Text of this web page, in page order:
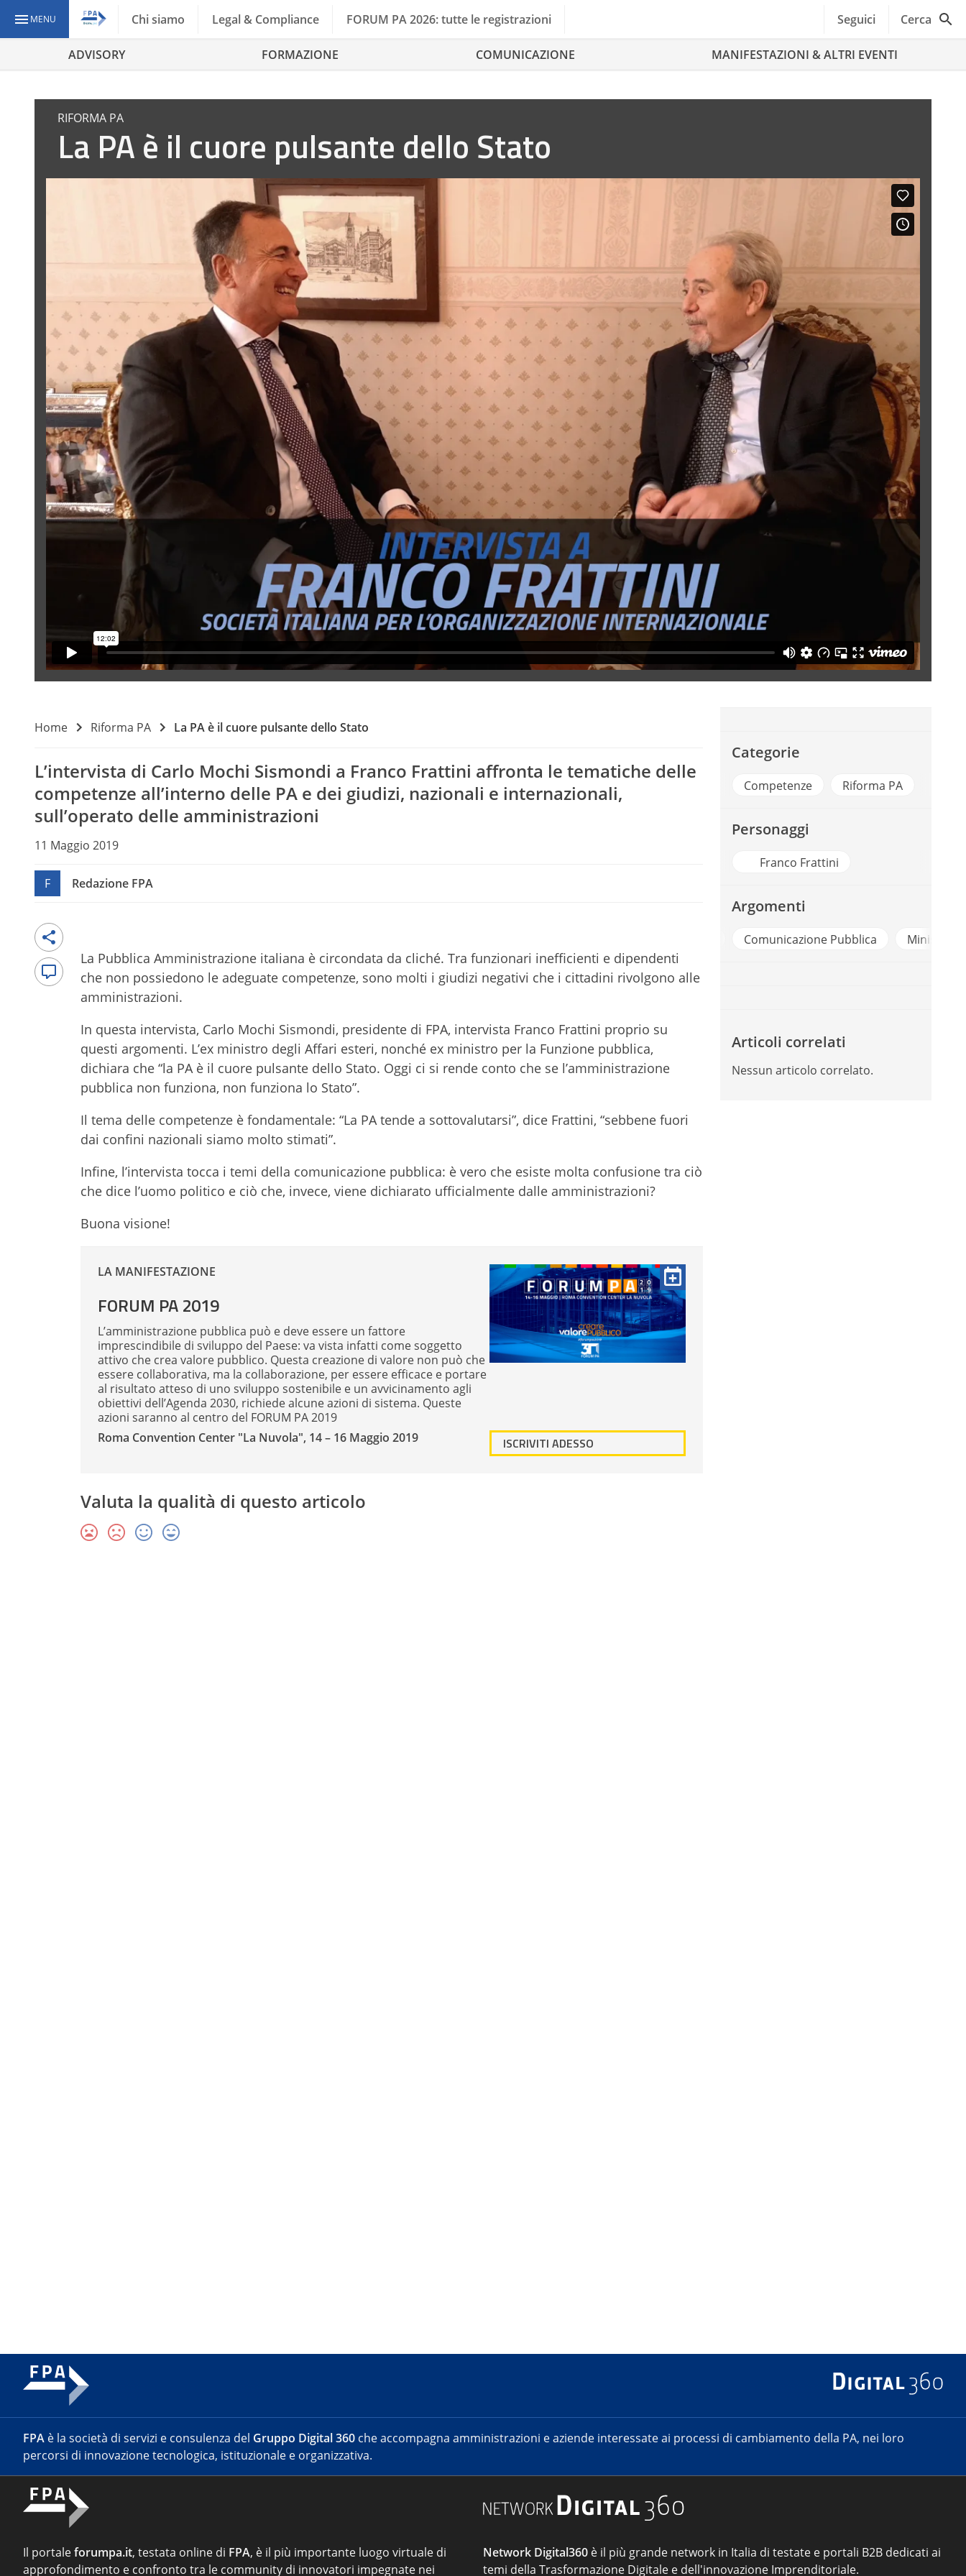
MENU Chi siamo Legal & Compliance FORUM PA 2026: tutte le registrazioni Seguici Cerca
ADVISORY FORMAZIONE COMUNICAZIONE MANIFESTAZIONI & ALTRI EVENTI
RIFORMA PA
La PA è il cuore pulsante dello Stato
Home Riforma PA La PA è il cuore pulsante dello Stato
L’intervista di Carlo Mochi Sismondi a Franco Frattini affronta le tematiche delle
competenze all’interno delle PA e dei giudizi, nazionali e internazionali,
sull’operato delle amministrazioni
11 Maggio 2019
F Redazione FPA
La Pubblica Amministrazione italiana è circondata da cliché. Tra funzionari inefficienti e dipendenti
che non possiedono le adeguate competenze, sono molti i giudizi negativi che i cittadini rivolgono alle
amministrazioni.
In questa intervista, Carlo Mochi Sismondi, presidente di FPA, intervista Franco Frattini proprio su
questi argomenti. L’ex ministro degli Affari esteri, nonché ex ministro per la Funzione pubblica,
dichiara che “la PA è il cuore pulsante dello Stato. Oggi ci si rende conto che se l’amministrazione
pubblica non funziona, non funziona lo Stato”.
Il tema delle competenze è fondamentale: “La PA tende a sottovalutarsi”, dice Frattini, “sebbene fuori
dai confini nazionali siamo molto stimati”.
Infine, l’intervista tocca i temi della comunicazione pubblica: è vero che esiste molta confusione tra ciò
che dice l’uomo politico e ciò che, invece, viene dichiarato ufficialmente dalle amministrazioni?
Buona visione!
LA MANIFESTAZIONE
FORUM PA 2019
L’amministrazione pubblica può e deve essere un fattore
imprescindibile di sviluppo del Paese: va vista infatti come soggetto
attivo che crea valore pubblico. Questa creazione di valore non può che
essere collaborativa, ma la collaborazione, per essere efficace e portare
al risultato atteso di uno sviluppo sostenibile e un avvicinamento agli
obiettivi dell’Agenda 2030, richiede alcune azioni di sistema. Queste
azioni saranno al centro del FORUM PA 2019
Roma Convention Center "La Nuvola", 14 – 16 Maggio 2019
ISCRIVITI ADESSO
Valuta la qualità di questo articolo
Categorie
Competenze Riforma PA
Personaggi
Franco Frattini
Argomenti
Comunicazione Pubblica Ministero Degli
Articoli correlati
Nessun articolo correlato.
FPA è la società di servizi e consulenza del Gruppo Digital 360 che accompagna amministrazioni e aziende interessate ai processi di cambiamento della PA, nei loro
percorsi di innovazione tecnologica, istituzionale e organizzativa.
Il portaleforumpa.it, testata online di FPA, è il più importante luogo virtuale di
approfondimento e confronto tra le community di innovatori impegnate nei
Network Digital360 è il più grande network in Italia di testate e portali B2B dedicati ai
temi della Trasformazione Digitale e dell'innovazione Imprenditoriale.